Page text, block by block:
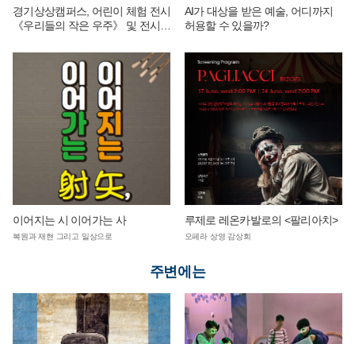
경기상상캠퍼스, 어린이 체험 전시
《우리들의 작은 우주》 및 전시
AI가 대상을 받은 예술, 어디까지
허용할 수 있을까?
이어지는 시 이어가는 사
복원과 재현 그리고 일상으로
루제로 레온카발로의 <팔리아치>
오페라 상영 감상회
주변에는